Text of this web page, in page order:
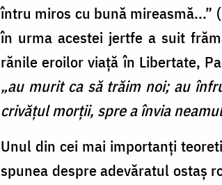
întru miros cu bună mireasmă...”
în urma acestei jertfe a suit
rănile eroilor viață în Libertate,
„au murit ca să trăim noi; au
crivățul morții, spre a învia
Unul din cei mai importanți
spunea despre adevăratul ostaș